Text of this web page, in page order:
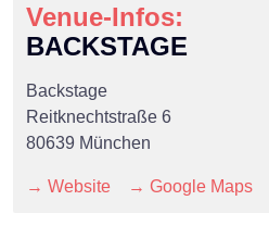
Venue-Infos:
BACKSTAGE
Backstage
Reitknechtstraße 6
80639 München
→ Website → Google Maps